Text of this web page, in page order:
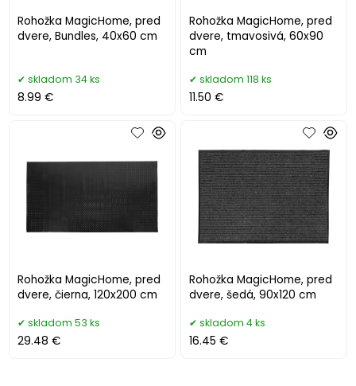
Rohožka MagicHome, pred
dvere, Bundles, 40x60 cm
skladom 34 ks
8.99 €
Rohožka MagicHome, pred
dvere, tmavosivá, 60x90
cm
skladom 118 ks
11.50 €
Rohožka MagicHome, pred
dvere, čierna, 120x200 cm
skladom 53 ks
29.48 €
Rohožka MagicHome, pred
dvere, šedá, 90x120 cm
skladom 4 ks
16.45 €